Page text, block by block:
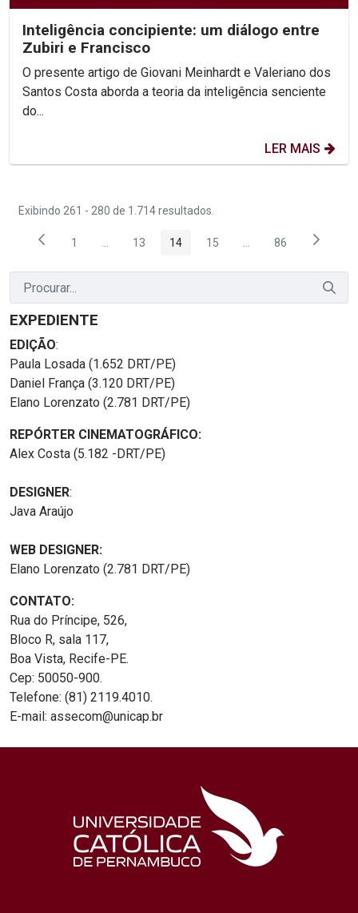
Inteligência concipiente: um diálogo entre
Zubiri e Francisco
O presente artigo de Giovani Meinhardt e Valeriano dos
Santos Costa aborda a teoria da inteligência senciente
do...
LER MAIS
Exibindo 261 - 280 de 1.714 resultados.
Página
1 ...Páginas intermediárias Usar ABA para navegar.
Página
13 Página
14 Página
15 ...PáginasPágina
86
EXPEDIENTE
EDIÇÃO:
Paula Losada (1.652 DRT/PE)
Daniel França (3.120 DRT/PE)
Elano Lorenzato (2.781 DRT/PE)
REPÓRTER CINEMATOGRÁFICO:
Alex Costa (5.182 -DRT/PE)
DESIGNER:
Java Araújo
WEB DESIGNER:
Elano Lorenzato (2.781 DRT/PE)
CONTATO:
Rua do Príncipe, 526,
Bloco R, sala 117,
Boa Vista, Recife-PE.
Cep: 50050-900.
Telefone: (81) 2119.4010.
E-mail: assecom@unicap.br